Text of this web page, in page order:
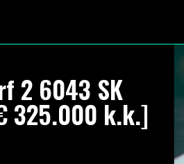
2 6043 SK
325.000 k.k.]